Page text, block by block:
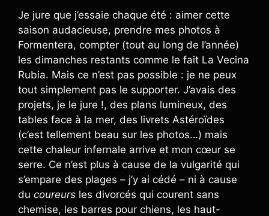
Je jure que j’essaie chaque été : aimer cette
saison audacieuse, prendre mes photos à
Formentera, compter (tout au long de l’année)
les dimanches restants comme le fait La Vecina
Rubia. Mais ce n’est pas possible : je ne peux
tout simplement pas le supporter. J’avais des
projets, je le jure !, des plans lumineux, des
tables face à la mer, des livrets Astéroïdes
(c’est tellement beau sur les photos…) mais
cette chaleur infernale arrive et mon cœur se
serre. Ce n’est plus à cause de la vulgarité qui
s’empare des plages – j’y ai cédé – ni à cause
du coureurs les divorcés qui courent sans
chemise, les barres pour chiens, les haut-